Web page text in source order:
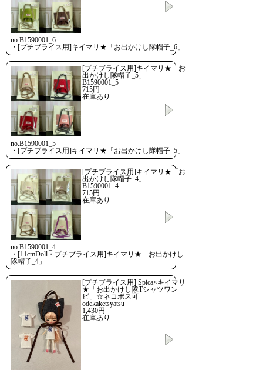
no.B1590001_6
・[プチブライス用]キイマリ★「お出かけし隊帽子_6」
[プチブライス用]キイマリ★「お
出かけし隊帽子_5」
B1590001_5
715円
在庫あり
no.B1590001_5
・[プチブライス用]キイマリ★「お出かけし隊帽子_5」
[プチブライス用]キイマリ★「お
出かけし隊帽子_4」
B1590001_4
715円
在庫あり
no.B1590001_4
・[11cmDoll・プチブライス用]キイマリ★「お出かけし
隊帽子_4」
[プチブライス用] Spica×キイマリ
★「お出かけし隊Tシャツワン
ピ」☆ネコポス可
odekaketsyatsu
1,430円
在庫あり